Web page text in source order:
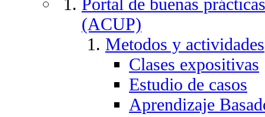
(ACUP)
Metodos y actividades
Clases expositivas
Estudio de casos
Aprendizaje